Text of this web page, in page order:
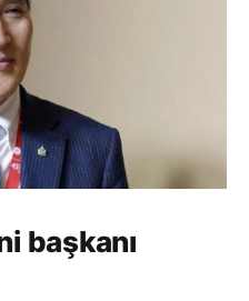
başkanı